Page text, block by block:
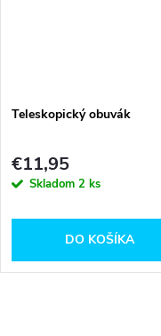
Teleskopický obuvák
€11,95
Skladom 2 ks
DO KOŠÍKA